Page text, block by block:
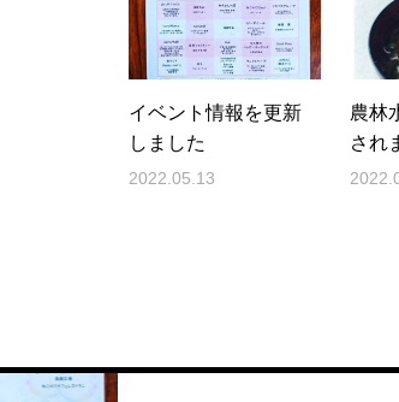
イベント情報を更新
しました
2022.05.13
農林
され